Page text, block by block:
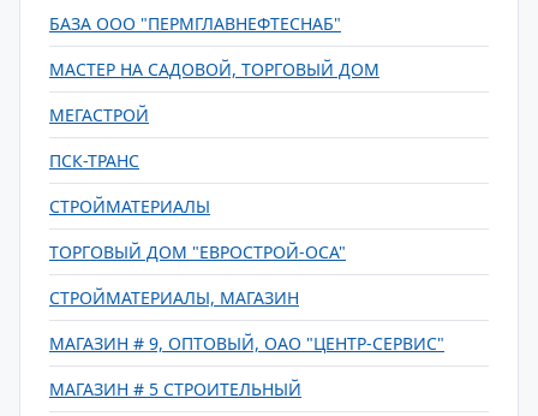
БАЗА ООО "ПЕРМГЛАВНЕФТЕСНАБ"
МАСТЕР НА САДОВОЙ, ТОРГОВЫЙ ДОМ
МЕГАСТРОЙ
ПСК-ТРАНС
СТРОЙМАТЕРИАЛЫ
ТОРГОВЫЙ ДОМ "ЕВРОСТРОЙ-ОСА"
СТРОЙМАТЕРИАЛЫ, МАГАЗИН
МАГАЗИН # 9, ОПТОВЫЙ, ОАО "ЦЕНТР-СЕРВИС"
МАГАЗИН # 5 СТРОИТЕЛЬНЫЙ